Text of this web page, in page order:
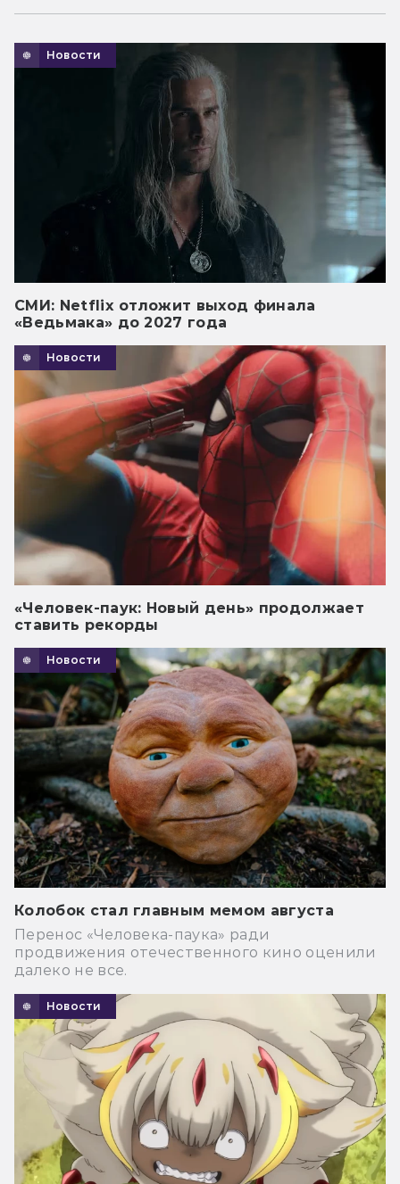
Новости
СМИ: Netflix отложит выход финала
«Ведьмака» до 2027 года
Новости
«Человек-паук: Новый день» продолжает
ставить рекорды
Новости
Колобок стал главным мемом августа
Перенос «Человека-паука» ради
продвижения отечественного кино оценили
далеко не все.
Новости